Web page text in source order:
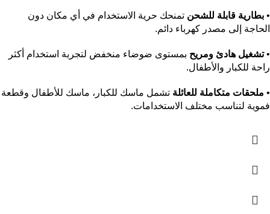
• بطارية قابلة للشحن تمنحك حرية الاستخدام في أي مكان دون
الحاجة إلى مصدر كهرباء دائم.
•تشغيل هادئ ومريح بمستوى ضوضاء منخفض لتجربة استخدام أكثر
راحة للكبار والأطفال.
• ملحقات متكاملة للعائلة تشمل ماسك للكبار، ماسك للأطفال وقطعة
فموية لتناسب مختلف الاستخدامات.